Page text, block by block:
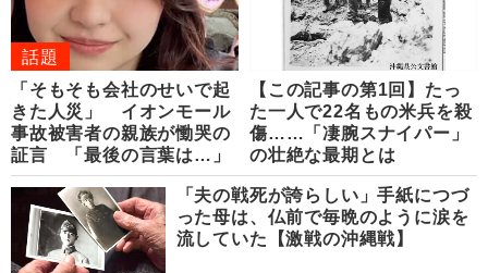
話題
「そもそも会社のせいで起
きた人災」 イオンモール
事故被害者の親族が慟哭の
証言 「最後の言葉は…」
【この記事の第1回】たっ
た一人で22名もの米兵を殺
傷……「凄腕スナイパー」
の壮絶な最期とは
「夫の戦死が誇らしい」手紙につづ
った母は、仏前で毎晩のように涙を
流していた【激戦の沖縄戦】